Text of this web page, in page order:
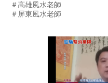
＃高雄風水老師
＃屏東風水老師